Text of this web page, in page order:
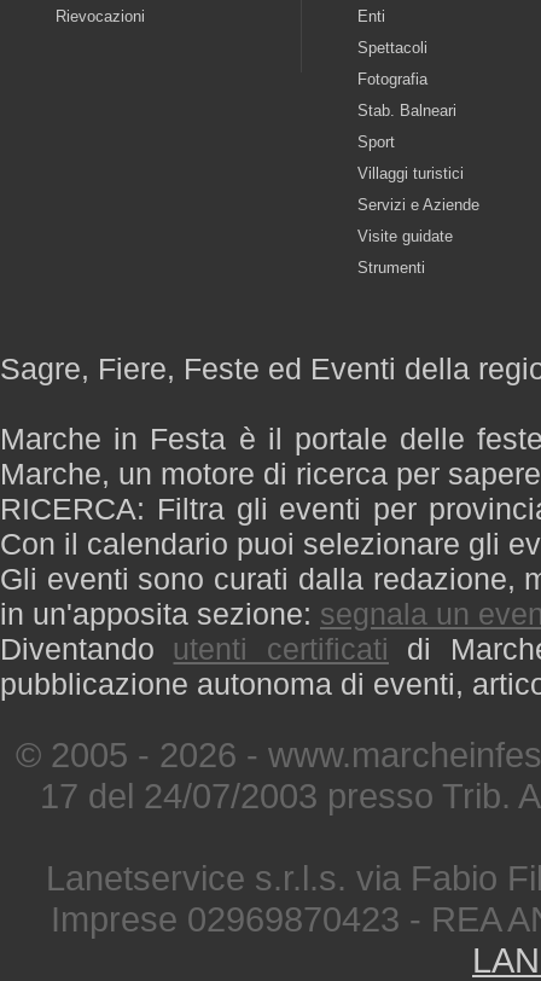
Rievocazioni
Enti
Spettacoli
Fotografia
Stab. Balneari
Sport
Villaggi turistici
Servizi e Aziende
Visite guidate
Strumenti
Sagre, Fiere, Feste ed Eventi della
Marche in Festa è il portale delle
Marche, un motore di ricerca per
RICERCA: Filtra gli eventi per
Con il calendario puoi selezionare gli
Gli eventi sono curati dalla redazione,
in un'apposita sezione: segnala un
Diventando utenti certificati di
pubblicazione autonoma di eventi,
© 2005 - 2026 -
17 del 24/07/2003 presso Trib.
Lanetservice s.r.l.s. via Fabio
Imprese 02969870423 - REA